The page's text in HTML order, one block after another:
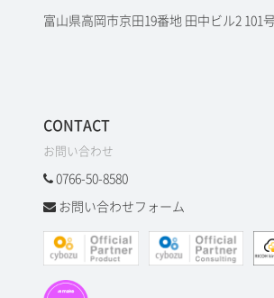
富山県高岡市京田19番地 田中ビル2 101
CONTACT
お問い合わせ
0766-50-8580
お問い合わせフォーム